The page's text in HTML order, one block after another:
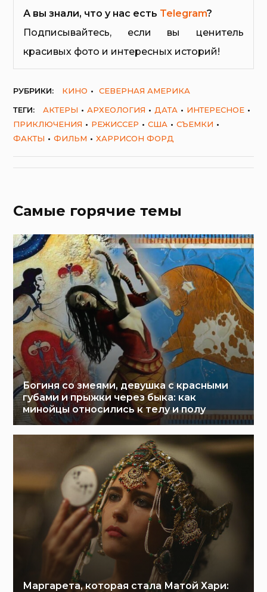
А вы знали, что у нас есть Telegram?
Подписывайтесь, если вы ценитель
красивых фото и интересных историй!
РУБРИКИ: КИНО
СЕВЕРНАЯ АМЕРИКА
ТЕГИ:
АКТЕРЫ АРХЕОЛОГИЯ ДАТА
ИНТЕРЕСНОЕ
ПРИКЛЮЧЕНИЯ
РЕЖИССЕР США
СЪЕМКИ
ФАКТЫ
ФИЛЬМ ХАРРИСОН ФОРД
Самые горячие темы
Богиня со змеями, девушка с красными
губами и прыжки через быка: как
минойцы относились к телу и полу
Маргарета, которая стала Матой Хари: